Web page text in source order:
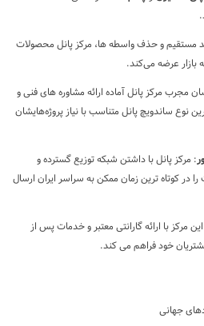
مستقیم و حذف واسطه ها، مرکز پانل محصولات
بازار عرضه می‌کند.
مجرب مرکز پانل آماده ارائه مشاوره های فنی و
ساندویچ پانل متناسب با نیاز پروژه‌هایشان
: مرکز پانل با داشتن شبکه توزیع گسترده و
کوتاه ترین زمان ممکن به سراسر ایران ارسال
مرکز با ارائه گارانتی معتبر و خدمات پس از
خود فراهم می کند.
جهانی